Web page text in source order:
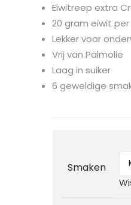
Eiwitreep extra
20 gram eiwit
Lekker voor
Vrij van Palmolie
Laag in suiker
6 geweldige
Smaken